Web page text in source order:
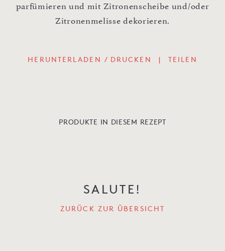
parfümieren und mit Zitronenscheibe und/oder
Zitronenmelisse dekorieren.
HERUNTERLADEN / DRUCKEN | TEILEN
PRODUKTE IN DIESEM REZEPT
SALUTE!
ZURÜCK ZUR ÜBERSICHT